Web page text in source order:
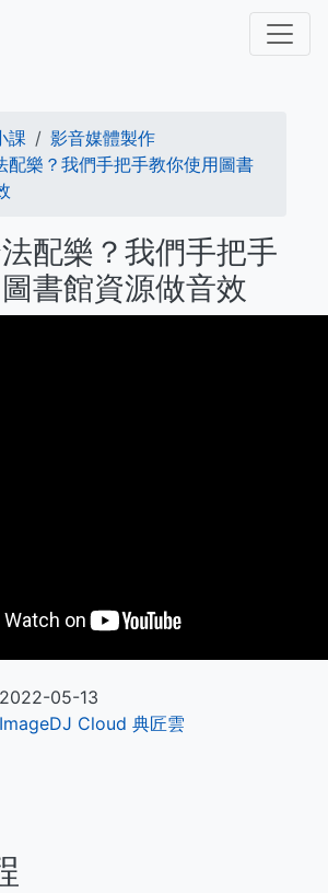
課
影音媒體製作
配樂？我們手把手教你使用圖書
配樂？我們手把手
書館資源做音效
2022-05-13
ImageDJ Cloud 典匠雲